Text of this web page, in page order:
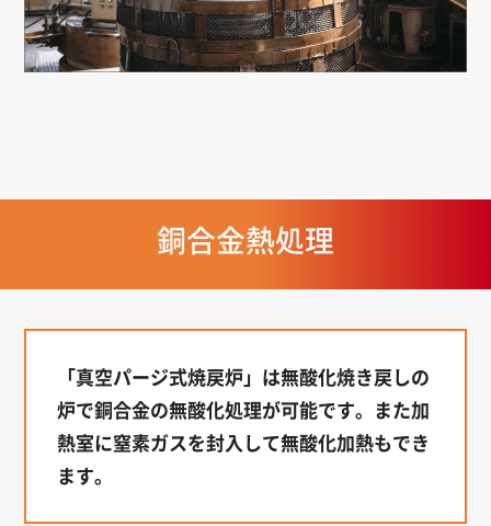
銅合金熱処理
「真空パージ式焼戻炉」は無酸化焼き戻しの
炉で銅合金の無酸化処理が可能です。また加
熱室に窒素ガスを封入して無酸化加熱もでき
ます。